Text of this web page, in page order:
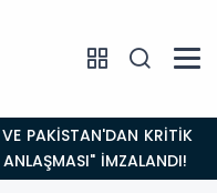
İMZALANDI!